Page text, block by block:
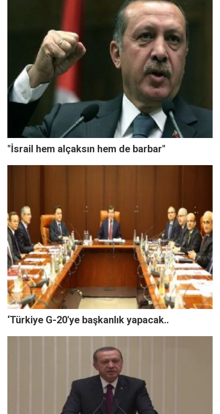
"İsrail hem alçaksın hem de barbar"
‘Türkiye G-20'ye başkanlık yapacak..